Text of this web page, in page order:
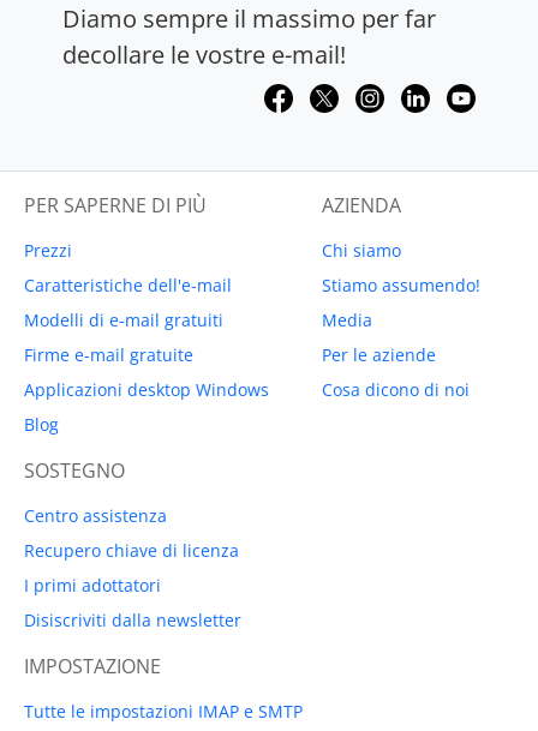
Diamo sempre il massimo per far
decollare le vostre e-mail!
PER SAPERNE DI PIÙ
Prezzi
Caratteristiche dell'e-mail
Modelli di e-mail gratuiti
Firme e-mail gratuite
Applicazioni desktop Windows
Blog
AZIENDA
Chi siamo
Stiamo assumendo!
Media
Per le aziende
Cosa dicono di noi
SOSTEGNO
Centro assistenza
Recupero chiave di licenza
I primi adottatori
Disiscriviti dalla newsletter
IMPOSTAZIONE
Tutte le impostazioni IMAP e SMTP